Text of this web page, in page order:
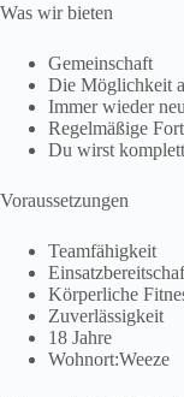
Was wir bieten
Gemeinschaft
Die Möglichkeit
Immer wieder
Regelmäßige
Du wirst
Voraussetzungen
Teamfähigkeit
Körperliche
Zuverlässigkeit
18 Jahre
Wohnort:Weeze